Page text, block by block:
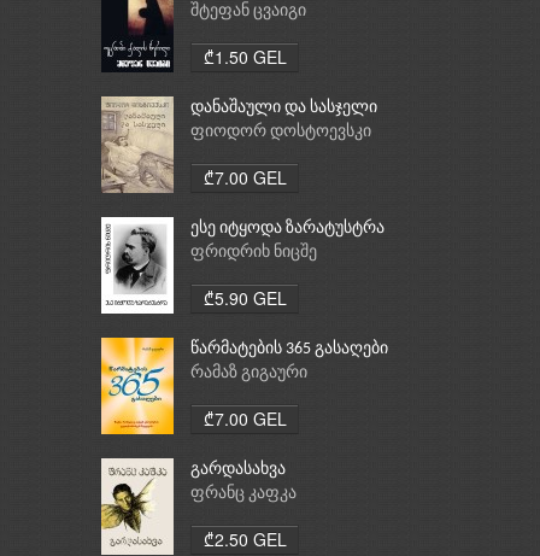
შტეფან ცვაიგი
₾1.50 GEL
დანაშაული და სასჯელი
ფიოდორ დოსტოევსკი
₾7.00 GEL
ესე იტყოდა ზარატუსტრა
ფრიდრიხ ნიცშე
₾5.90 GEL
წარმატების 365 გასაღები
რამაზ გიგაური
₾7.00 GEL
გარდასახვა
ფრანც კაფკა
₾2.50 GEL